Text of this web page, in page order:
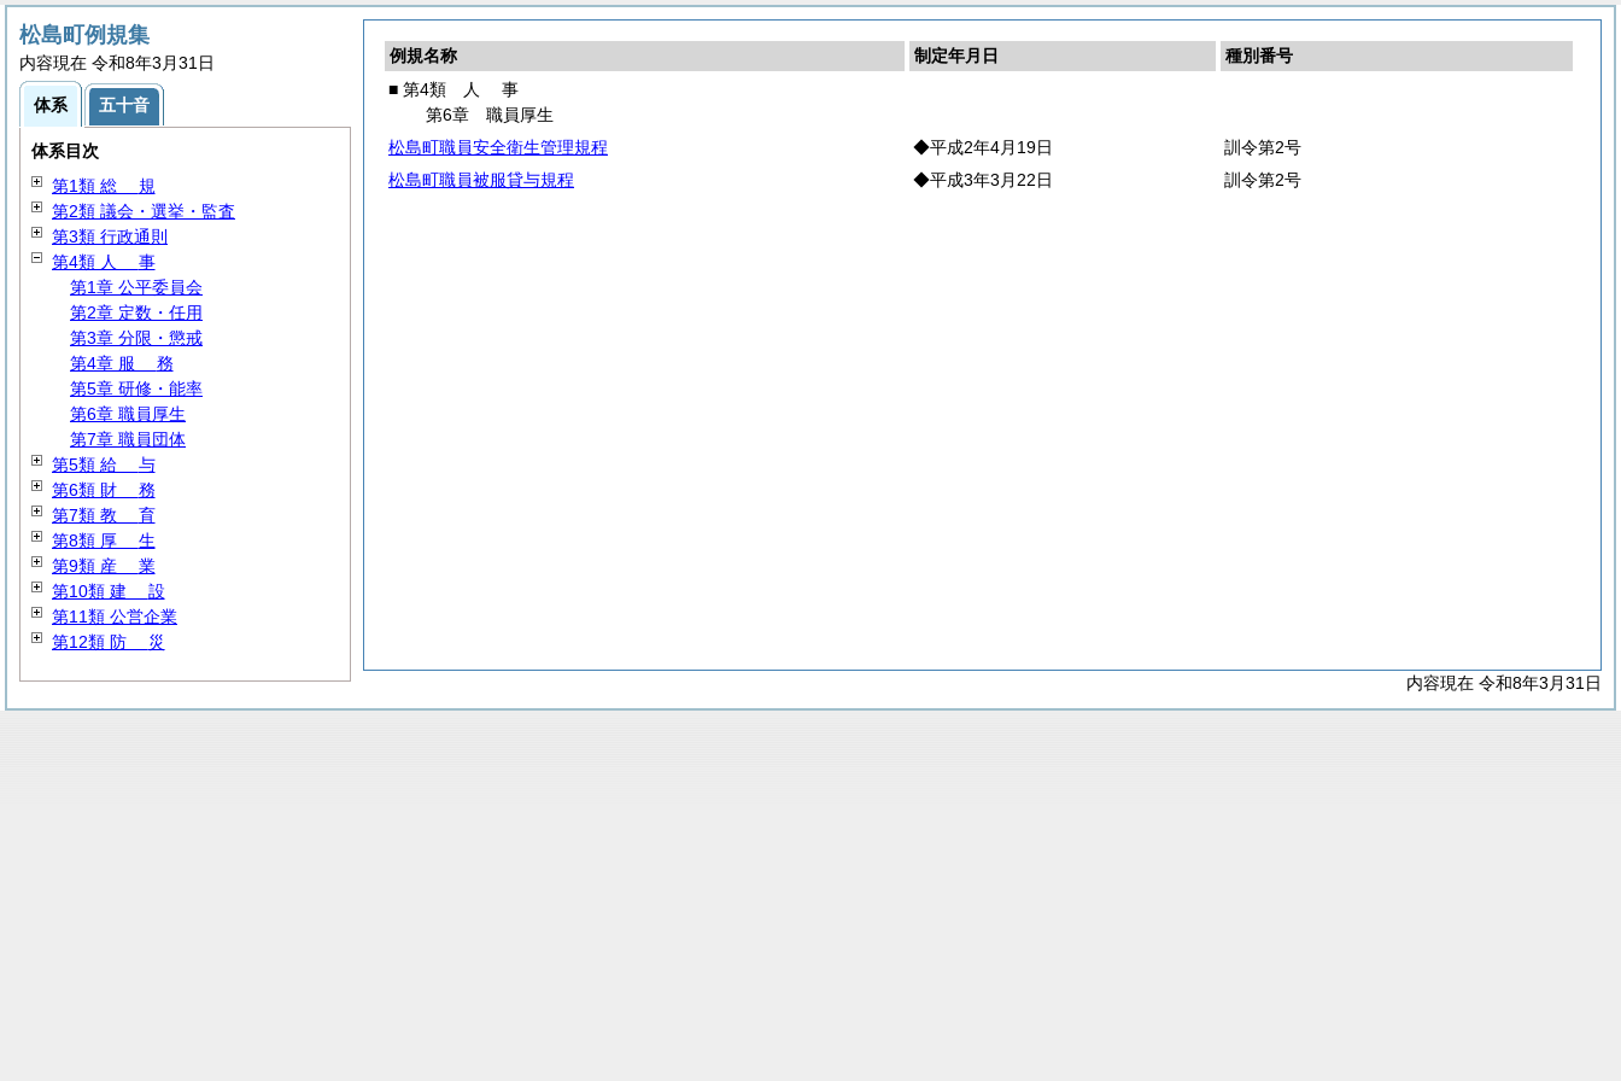
例規名称 制定年月日
種別番号
■ 第4類
人 事
第6章 職員厚生
松島町職員安全衛生管理規程
◆平成2年4月19日
訓令第2号
松島町職員被服貸与規程
◆平成3年3月22日 訓令第2号
内容現在 令和8年3月31日
松島町例規集
内容現在 令和8年3月31日
体系 五十音
体系目次
第1類 総 規
第2類 議会・選挙・監査
第3類 行政通則
第4類 人 事
第1章 公平委員会
第2章 定数・任用
第3章 分限・懲戒
第4章 服 務
第5章 研修・能率
第6章 職員厚生
第7章 職員団体
第5類 給 与
第6類 財 務
第7類 教 育
第8類 厚 生
第9類 産 業
第10類 建 設
第11類 公営企業
第12類 防 災